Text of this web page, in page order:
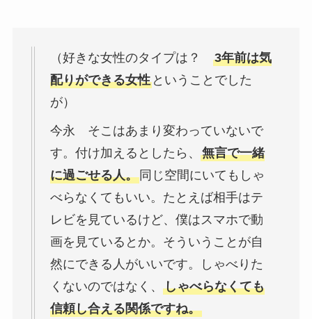
（好きな女性のタイプは？ 3年前は気
配りができる女性ということでした
が）
今永 そこはあまり変わっていないで
す。付け加えるとしたら、 無言で一緒
に過ごせる人。同じ空間にいてもしゃ
べらなくてもいい。たとえば相手はテ
レビを見ているけど、僕はスマホで動
画を見ているとか。そういうことが自
然にできる人がいいです。しゃべりた
くないのではなく、 しゃべらなくても
信頼し合える関係ですね。